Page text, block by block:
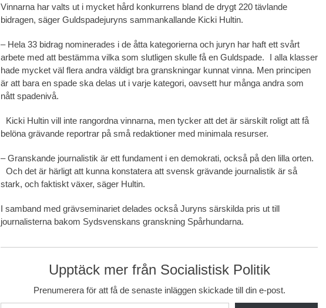
Vinnarna har valts ut i mycket hård konkurrens bland de drygt 220 tävlande
bidragen, säger Guldspadejuryns sammankallande Kicki Hultin.
– Hela 33 bidrag nominerades i de åtta kategorierna och juryn har haft ett svårt
arbete med att bestämma vilka som slutligen skulle få en Guldspade. I alla klasser
hade mycket väl flera andra väldigt bra granskningar kunnat vinna. Men principen
är att bara en spade ska delas ut i varje kategori, oavsett hur många andra som
nått spadenivå.
Kicki Hultin vill inte rangordna vinnarna, men tycker att det är särskilt roligt att få
belöna grävande reportrar på små redaktioner med minimala resurser.
– Granskande journalistik är ett fundament i en demokrati, också på den lilla orten.
Och det är härligt att kunna konstatera att svensk grävande journalistik är så
stark, och faktiskt växer, säger Hultin.
I samband med grävseminariet delades också Juryns särskilda pris ut till
journalisterna bakom Sydsvenskans granskning Spårhundarna.
Upptäck mer från Socialistisk Politik
Prenumerera för att få de senaste inläggen skickade till din e-post.
Skriv din e-post …